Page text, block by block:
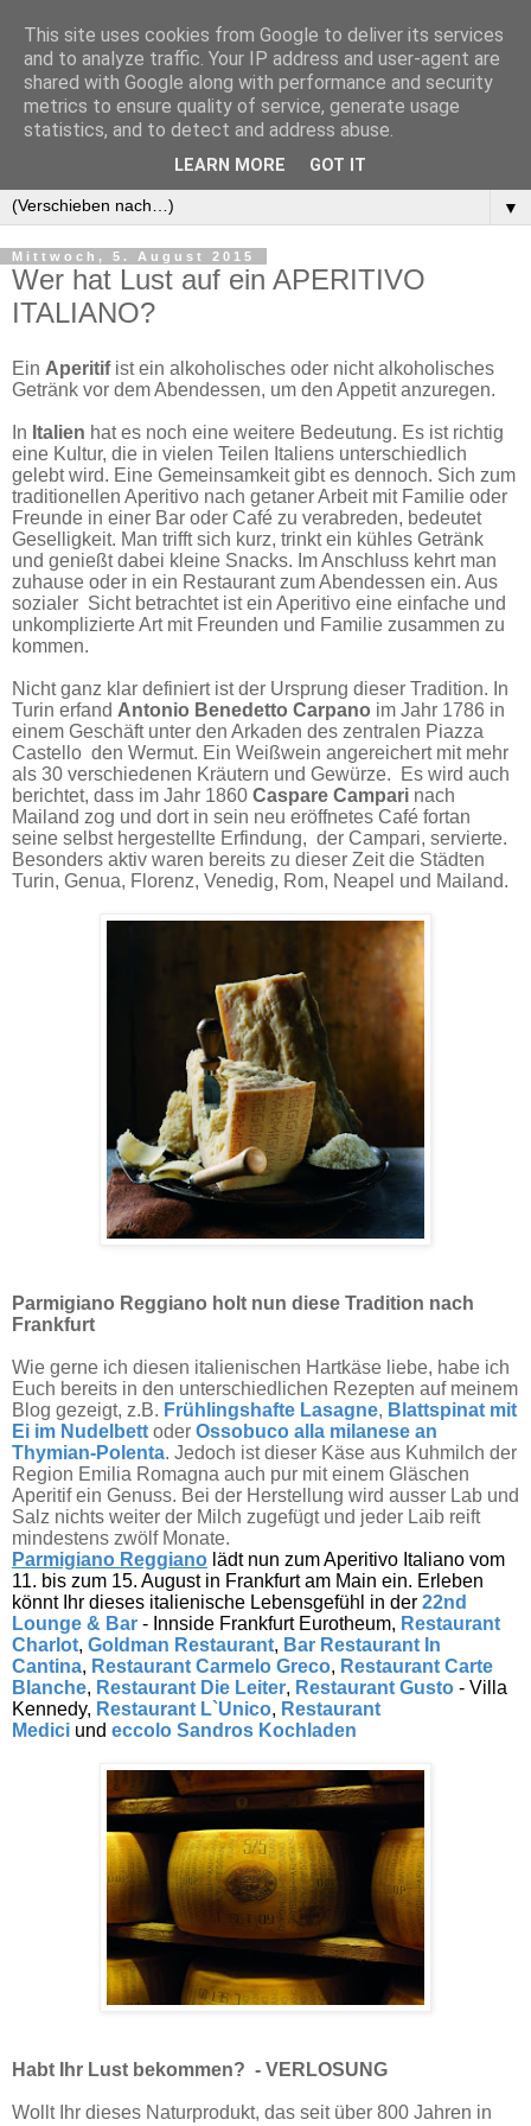
▼
Mittwoch, 5. August 2015
Wer hat Lust auf ein APERITIVO
ITALIANO?
Ein Aperitif ist ein alkoholisches oder nicht alkoholisches
Getränk vor dem Abendessen, um den Appetit anzuregen.
In Italien hat es noch eine weitere Bedeutung. Es ist richtig
eine Kultur, die in vielen Teilen Italiens unterschiedlich
gelebt wird. Eine Gemeinsamkeit gibt es dennoch. Sich zum
traditionellen Aperitivo nach getaner Arbeit mit Familie oder
Freunde in einer Bar oder Café zu verabreden, bedeutet
Geselligkeit. Man trifft sich kurz, trinkt ein kühles Getränk
und genießt dabei kleine Snacks. Im Anschluss kehrt man
zuhause oder in ein Restaurant zum Abendessen ein. Aus
sozialer Sicht betrachtet ist ein Aperitivo eine einfache und
unkomplizierte Art mit Freunden und Familie zusammen zu
kommen.
Nicht ganz klar definiert ist der Ursprung dieser Tradition. In
Turin erfand Antonio Benedetto Carpano im Jahr 1786 in
einem Geschäft unter den Arkaden des zentralen Piazza
Castello den Wermut. Ein Weißwein angereichert mit mehr
als 30 verschiedenen Kräutern und Gewürze. Es wird auch
berichtet, dass im Jahr 1860 Caspare Campari nach
Mailand zog und dort in sein neu eröffnetes Café fortan
seine selbst hergestellte Erfindung, der Campari, servierte.
Besonders aktiv waren bereits zu dieser Zeit die Städten
Turin, Genua, Florenz, Venedig, Rom, Neapel und Mailand.
Parmigiano Reggiano holt nun diese Tradition nach
Frankfurt
Wie gerne ich diesen italienischen Hartkäse liebe, habe ich
Euch bereits in den unterschiedlichen Rezepten auf meinem
Blog gezeigt, z.B. Frühlingshafte Lasagne, Blattspinat mit
Ei im Nudelbett oder Ossobuco alla milanese an
Thymian-Polenta. Jedoch ist dieser Käse aus Kuhmilch der
Region Emilia Romagna auch pur mit einem Gläschen
Aperitif ein Genuss. Bei der Herstellung wird ausser Lab und
Salz nichts weiter der Milch zugefügt und jeder Laib reift
mindestens zwölf Monate.
Parmigiano Reggiano lädt nun zum Aperitivo Italiano vom
11. bis zum 15. August in Frankfurt am Main ein. Erleben
könnt Ihr dieses italienische Lebensgefühl in der 22nd
Lounge & Bar - Innside Frankfurt Eurotheum, Restaurant
Charlot, Goldman Restaurant, Bar Restaurant In
Cantina, Restaurant Carmelo Greco, Restaurant Carte
Blanche, Restaurant Die Leiter, Restaurant Gusto - Villa
Kennedy, Restaurant L`Unico, Restaurant
Medici und eccolo Sandros Kochladen
Habt Ihr Lust bekommen? - VERLOSUNG
Wollt Ihr dieses Naturprodukt, das seit über 800 Jahren in
This site uses cookies from Google to deliver its services
and to analyze traffic. Your IP address and user-agent are
shared with Google along with performance and security
metrics to ensure quality of service, generate usage
statistics, and to detect and address abuse.
LEARN MORE GOT IT